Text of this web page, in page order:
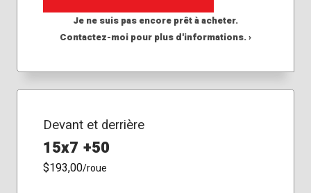
Je ne suis pas encore prêt à acheter.
Contactez-moi pour plus d'informations. ›
Devant et derrière
15x7 +50
$193,00/roue